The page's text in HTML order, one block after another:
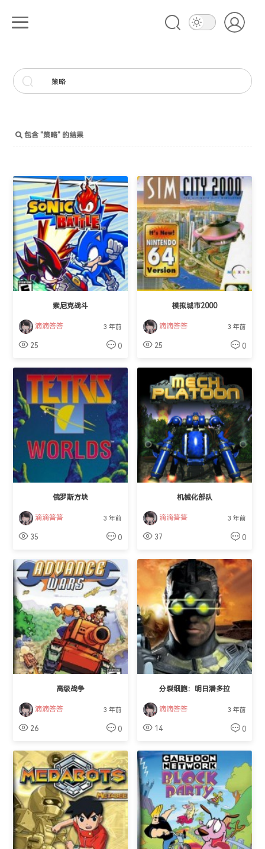
包含 "策略" 的结果
索尼克战斗
滴滴答答 3 年前
25 0
模拟城市2000
滴滴答答 3 年前
25 0
俄罗斯方块
滴滴答答 3 年前
35 0
机械化部队
滴滴答答 3 年前
37 0
高级战争
滴滴答答 3 年前
26 0
分裂细胞：明日潘多拉
滴滴答答 3 年前
14 0